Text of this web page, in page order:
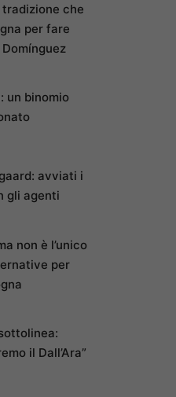
che
per fare
un binomio
avviati i
gli agenti
non è l’unico
per
il Dall’Ara”